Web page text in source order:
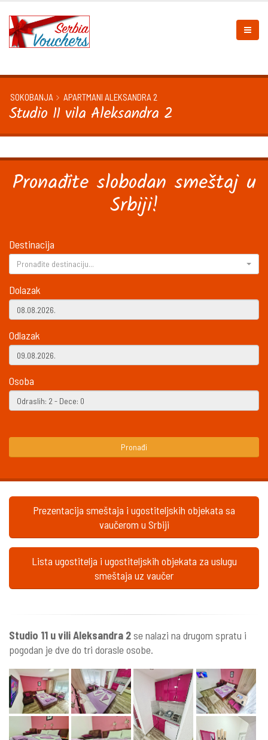
SOKOBANJA APARTMANI ALEKSANDRA 2
Studio 11 vila Aleksandra 2
Pronađite slobodan smeštaj u
Srbiji!
Destinacija
Pronađite destinaciju...
Dolazak
Odlazak
Osoba
Pronađi
Prezentacija smeštaja i ugostiteljskih objekata sa
vaučerom u Srbiji
Lista ugostitelja i ugostiteljskih objekata za uslugu
smeštaja uz vaučer
Studio 11 u vili Aleksandra 2se nalazi na drugom spratu i
pogodan je dve do tri dorasle osobe.